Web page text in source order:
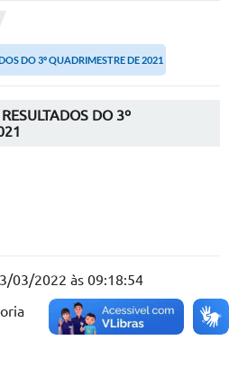
DO 3º QUADRIMESTRE DE 2021
DO 3º
03/2022 às 09:18:54